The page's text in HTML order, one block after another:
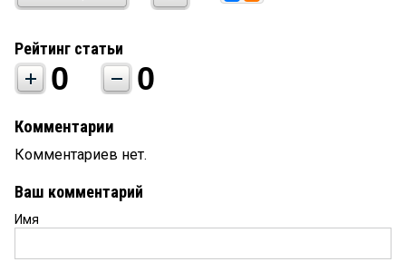
Рейтинг статьи
0 0
Комментарии
Комментариев нет.
Ваш комментарий
Имя